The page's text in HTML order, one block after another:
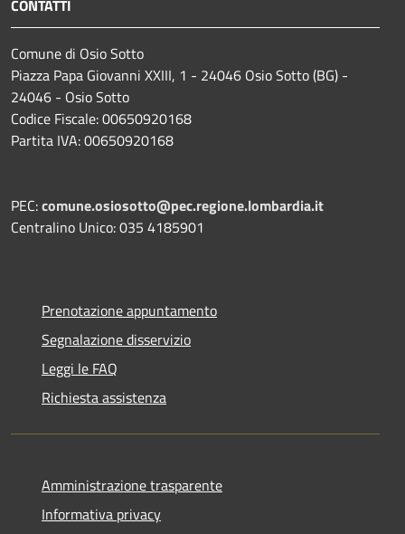
CONTATTI
Comune di Osio Sotto
Piazza Papa Giovanni XXIII, 1 - 24046 Osio Sotto (BG) -
24046 - Osio Sotto
Codice Fiscale: 00650920168
Partita IVA: 00650920168
PEC:comune.osiosotto@pec.regione.lombardia.it
Centralino Unico: 035 4185901
Prenotazione appuntamento
Segnalazione disservizio
Leggi le FAQ
Richiesta assistenza
Amministrazione trasparente
Informativa privacy